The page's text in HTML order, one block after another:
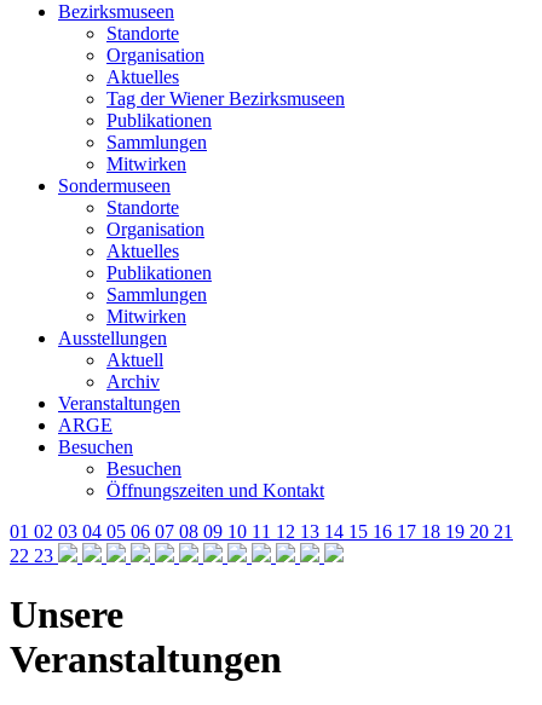
Bezirksmuseen
Standorte
Organisation
Aktuelles
Tag der Wiener Bezirksmuseen
Publikationen
Sammlungen
Mitwirken
Sondermuseen
Standorte
Organisation
Aktuelles
Publikationen
Sammlungen
Mitwirken
Ausstellungen
Aktuell
Archiv
Veranstaltungen
ARGE
Besuchen
Besuchen
Öffnungszeiten und Kontakt
01 02 03 04 05 06 07 08 09 10 11 12 13 14 15 16 17 18 19 20 21
22 23
Unsere
Veranstaltungen